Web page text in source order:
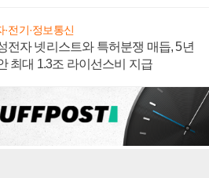
·전기·정보통신
전자 넷리스트와 특허분쟁 매듭, 5년
최대 1.3조 라이선스비 지급